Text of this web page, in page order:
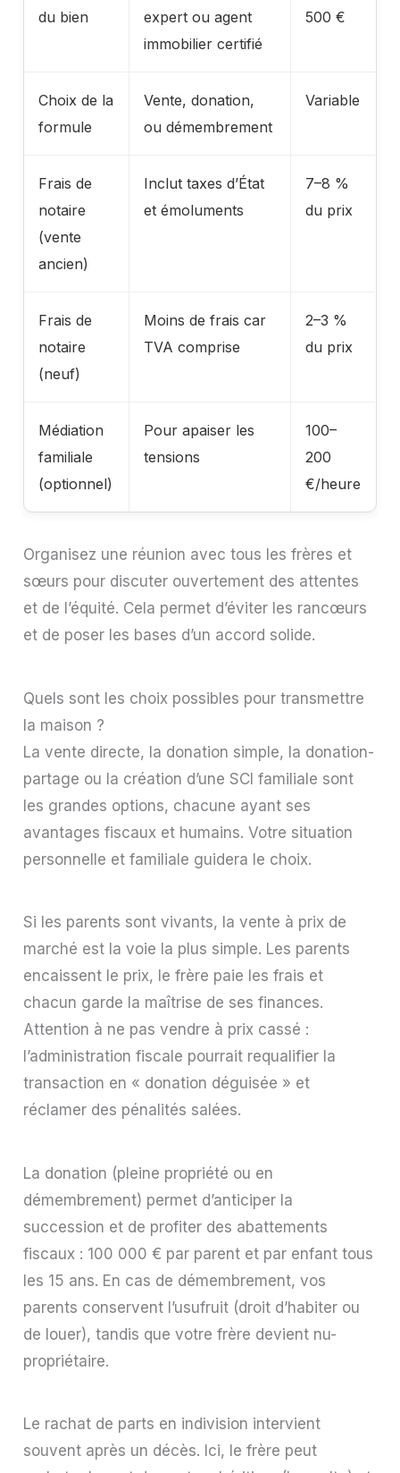
du bien
expert ou agent
immobilier certifié
500 €
Choix de la
formule
Vente, donation,
ou démembrement
Variable
Frais de
notaire
(vente
ancien)
Inclut taxes d’État
et émoluments
7–8 %
du prix
Frais de
notaire
(neuf)
Moins de frais car
TVA comprise
2–3 %
du prix
Médiation
familiale
(optionnel)
Pour apaiser les
tensions
100–
200
€/heure
Organisez une réunion avec tous les frères et
sœurs pour discuter ouvertement des attentes
et de l’équité. Cela permet d’éviter les rancœurs
et de poser les bases d’un accord solide.
Quels sont les choix possibles pour transmettre
la maison ?
La vente directe, la donation simple, la donation-
partage ou la création d’une SCI familiale sont
les grandes options, chacune ayant ses
avantages fiscaux et humains. Votre situation
personnelle et familiale guidera le choix.
Si les parents sont vivants, la vente à prix de
marché est la voie la plus simple. Les parents
encaissent le prix, le frère paie les frais et
chacun garde la maîtrise de ses finances.
Attention à ne pas vendre à prix cassé :
l’administration fiscale pourrait requalifier la
transaction en « donation déguisée » et
réclamer des pénalités salées.
La donation (pleine propriété ou en
démembrement) permet d’anticiper la
succession et de profiter des abattements
fiscaux : 100 000 € par parent et par enfant tous
les 15 ans. En cas de démembrement, vos
parents conservent l’usufruit (droit d’habiter ou
de louer), tandis que votre frère devient nu-
propriétaire.
Le rachat de parts en indivision intervient
souvent après un décès. Ici, le frère peut